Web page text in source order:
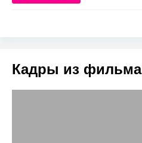
Кадры из фильма